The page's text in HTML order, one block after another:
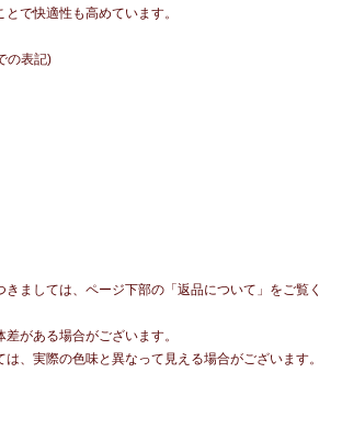
で快適性も高めています。
の表記)
ましては、ページ下部の「返品について」をご覧く
がある場合がございます。
、実際の色味と異なって見える場合がございます。